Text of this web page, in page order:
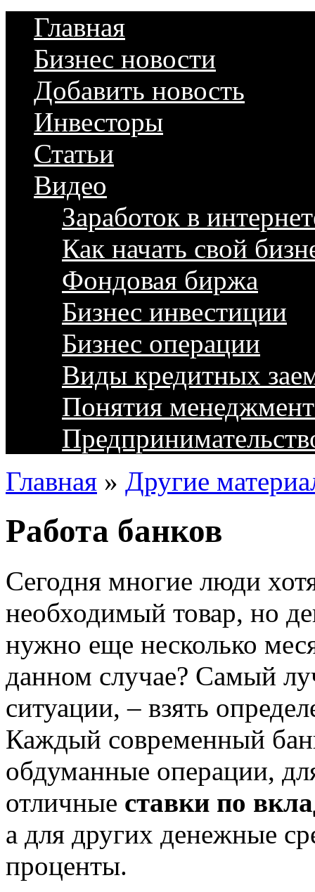
Главная
Бизнес новости
Добавить новость
Инвесторы
Статьи
Видео
Заработок в
Как начать свой
Фондовая биржа
Бизнес инвестиции
Бизнес операции
Виды кредитных
Понятия
Главная » Другие
Работа банков
Сегодня многие люди
необходимый товар, но
нужно еще несколько
данном случае? Самый
ситуации, – взять
Каждый современный
обдуманные операции,
отличные ставки по
а для других денежные
проценты.